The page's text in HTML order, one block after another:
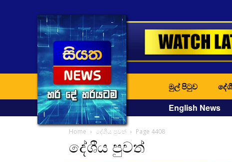
මුල් පිටුව
English News
Home දේශීය පුවත් Page 4408
දේශීය පුවත්